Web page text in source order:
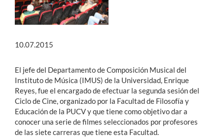
10.07.2015
El jefe del Departamento de Composición Musical del
Instituto de Música (IMUS) de la Universidad, Enrique
Reyes, fue el encargado de efectuar la segunda sesión del
Ciclo de Cine, organizado por la Facultad de Filosofía y
Educación de la PUCV y que tiene como objetivo dar a
conocer una serie de filmes seleccionados por profesores
de las siete carreras que tiene esta Facultad.